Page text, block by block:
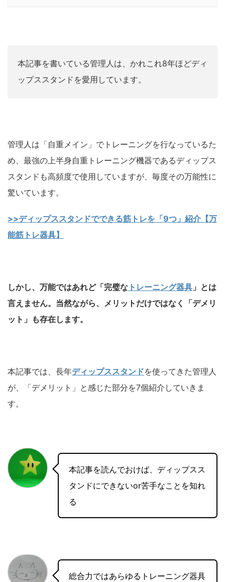
本記事を書いている管理人は、かれこれ8年ほどディ
ップススタンドを愛用しています。
管理人は「自重メイン」でトレーニングを行なっているた
め、最強の上半身自重トレーニング機器であるディップス
スタンドも高頻度で使用していますが、毎度その万能性に
驚いています。
>>ディップススタンドでできる筋トレを「9つ」紹介【万
能筋トレ器具】
しかし、万能ではあれど「完璧な トレーニング器具 」とは
言えません。当然ながら、メリットだけではなく「デメリ
ット」も存在します。
本記事では、長年ディップススタンドを使ってきた管理人
が、「デメリット」と感じた部分を7個紹介していきま
す。
本記事を読んでおけば、ディップスス
タンドにできないor苦手なことを知れ
る
総合力ではあらゆるトレーニング器具